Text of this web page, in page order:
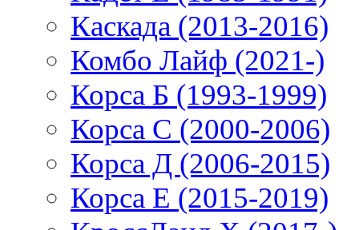
Каскада (2013-2016)
Комбо Лайф (2021-)
Корса Б (1993-1999)
Корса С (2000-2006)
Корса Д (2006-2015)
Корса E (2015-2019)